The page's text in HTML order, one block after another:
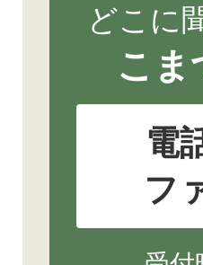
どこに
こま
電
フ